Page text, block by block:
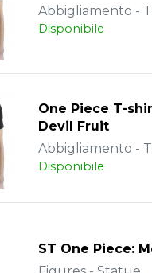
Abbigliamento -
Disponibile
One Piece T-
Devil Fruit
Abbigliamento -
Disponibile
ST One Piece: